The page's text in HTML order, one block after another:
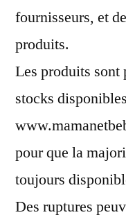
fournisseurs, et
produits.
Les produits sont
stocks
pour que la
toujours
Des ruptures